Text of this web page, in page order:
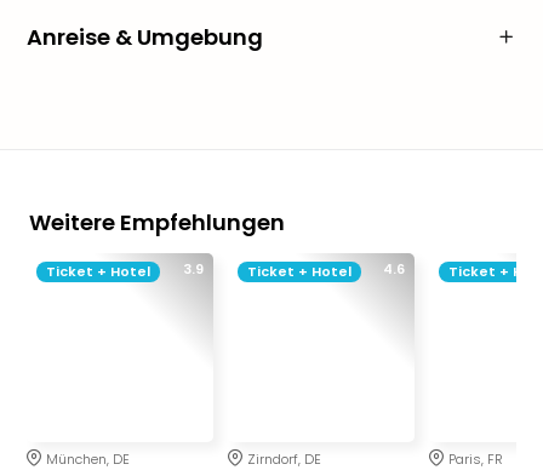
Anreise & Umgebung
Weitere Empfehlungen
3.9
Ticket + Hotel
München, DE
4.6
Ticket + Hotel
Zirndorf, DE
Ticket +
Paris, FR